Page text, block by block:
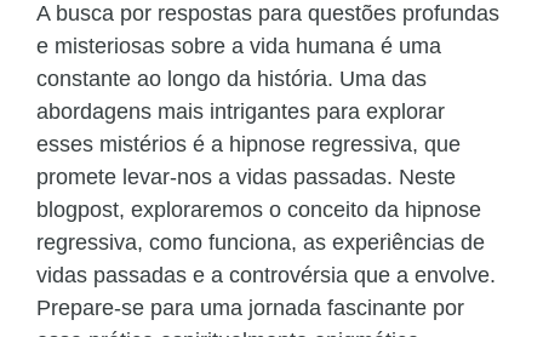
A busca por respostas para questões profundas
e misteriosas sobre a vida humana é uma
constante ao longo da história. Uma das
abordagens mais intrigantes para explorar
esses mistérios é a hipnose regressiva, que
promete levar-nos a vidas passadas. Neste
blogpost, exploraremos o conceito da hipnose
regressiva, como funciona, as experiências de
vidas passadas e a controvérsia que a envolve.
Prepare-se para uma jornada fascinante por